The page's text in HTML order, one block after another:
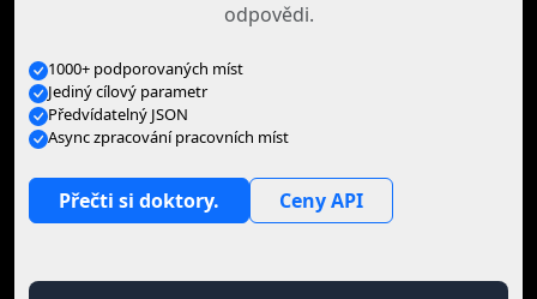
odpovědi.
1000+ podporovaných míst
Jediný cílový parametr
Předvídatelný JSON
Async zpracování pracovních míst
Přečti si doktory. Ceny API